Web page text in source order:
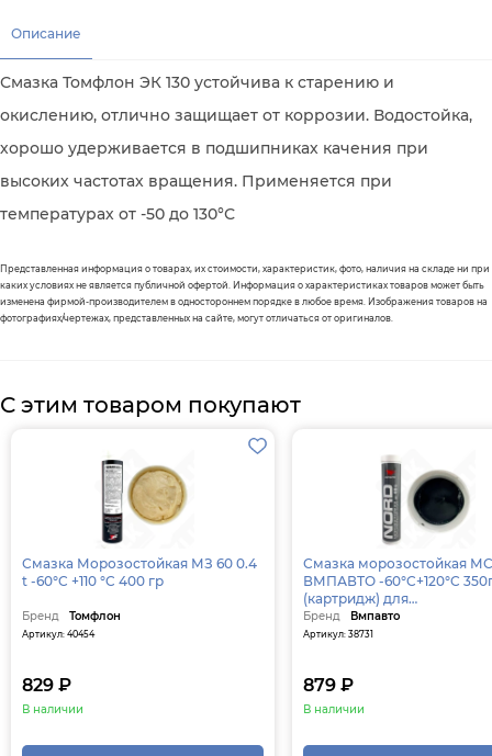
Описание
Смазка Томфлон ЭК 130 устойчива к старению и
окислению, отлично защищает от коррозии. Водостойка,
хорошо удерживается в подшипниках качения при
высоких частотах вращения. Применяется при
температурах от -50 до 130°С
Представленная информация о товарах, их стоимости, характеристик, фото, наличия на складе ни при
каких условиях не является публичной офертой. Информация о характеристиках товаров может быть
изменена фирмой-производителем в одностороннем порядке в любое время. Изображения товаров на
фотографиях/чертежах, представленных на сайте, могут отличаться от оригиналов.
С этим товаром покупают
Смазка Морозостойкая МЗ 60 0.4
t -60°C +110 °C 400 гр
Бренд Томфлон
Артикул: 40454
829 ₽
В наличии
Смазка морозостойкая
ВМПАВТО -60°C+120°C
(картридж) для
централизованных систем
Бренд Вмпавто
Артикул: 38731
879 ₽
В наличии